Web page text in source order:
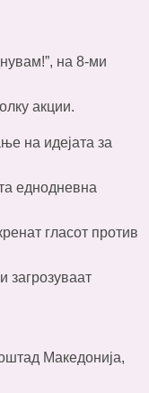
на 8-ми
акции.
на идејата за
еднодневна
гласот против
загрозуваат
Македонија,